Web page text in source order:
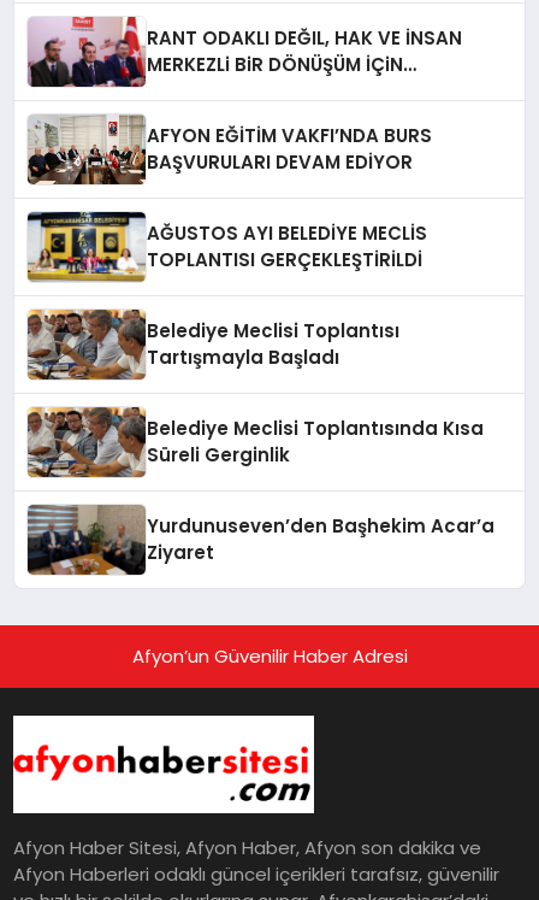
RANT ODAKLI DEĞIL, HAK VE İNSAN
MERKEZLi BiR DÖNÜŞÜM İÇiN
AFYON EĞİTİM VAKFI’NDA BURS
BAŞVURULARI DEVAM EDİYOR
AĞUSTOS AYI BELEDİYE MECLİS
TOPLANTISI GERÇEKLEŞTİRİLDİ
Belediye Meclisi Toplantısı
Tartışmayla Başladı
Belediye Meclisi Toplantısında Kısa
Süreli Gerginlik
Yurdunuseven’den Başhekim Acar’a
Ziyaret
Afyon’un Güvenilir Haber Adresi
Afyon Haber Sitesi, Afyon Haber, Afyon son dakika ve
Afyon Haberleri odaklı güncel içerikleri tarafsız, güvenilir